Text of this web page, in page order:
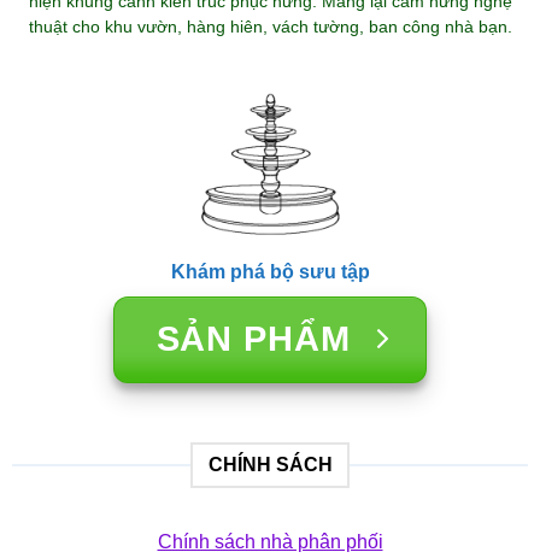
thuật cho khu vườn, hàng hiên, vách tường, ban công nhà bạn.
Khám phá bộ sưu tập
SẢN PHẨM
CHÍNH SÁCH
Chính sách nhà phân phối